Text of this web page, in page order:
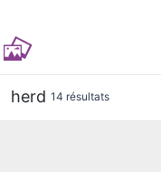
herd 14 résultats